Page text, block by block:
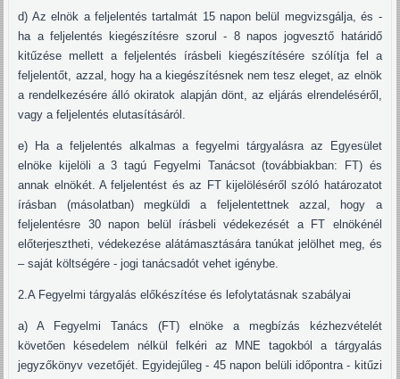
d) Az elnök a feljelentés tartalmát 15 napon belül megvizsgálja, és -
ha a feljelentés kiegészítésre szorul - 8 napos jogvesztő határidő
kitűzése mellett a feljelentés írásbeli kiegészítésére szólítja fel a
feljelentőt, azzal, hogy ha a kiegészítésnek nem tesz eleget, az elnök
a rendelkezésére álló okiratok alapján dönt, az eljárás elrendeléséről,
vagy a feljelentés elutasításáról.
e) Ha a feljelentés alkalmas a fegyelmi tárgyalásra az Egyesület
elnöke kijelöli a 3 tagú Fegyelmi Tanácsot (továbbiakban: FT) és
annak elnökét. A feljelentést és az FT kijelöléséről szóló határozatot
írásban (másolatban) megküldi a feljelentettnek azzal, hogy a
feljelentésre 30 napon belül írásbeli védekezését a FT elnökénél
előterjesztheti, védekezése alátámasztására tanúkat jelölhet meg, és
– saját költségére - jogi tanácsadót vehet igénybe.
2.A Fegyelmi tárgyalás előkészítése és lefolytatásnak szabályai
a) A Fegyelmi Tanács (FT) elnöke a megbízás kézhezvételét
követően késedelem nélkül felkéri az MNE tagokból a tárgyalás
jegyzőkönyv vezetőjét. Egyidejűleg - 45 napon belüli időpontra - kitűzi